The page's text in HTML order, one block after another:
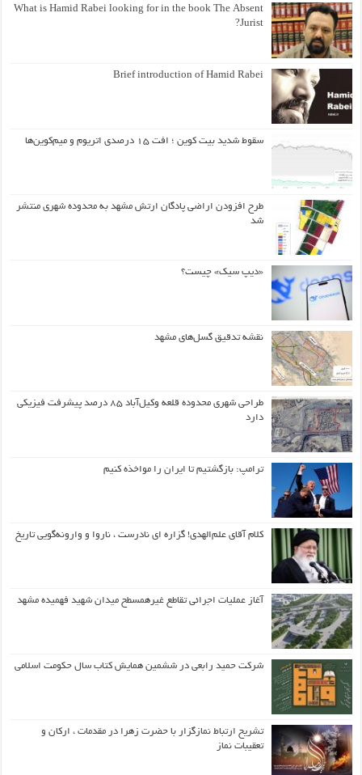
What is Hamid Rabei looking for in the book The Absent
Jurist?
Brief introduction of Hamid Rabei
سقوط شدید بیت کوین ؛ افت ۱۵ درصدی اتریوم و میم‌کوین‌ها
طرح افزودن اراضی پادگان ارتش مشهد به محدوده شهری منتشر
شد
«دیپ سیک» چیست؟
نقشه تدقیق گسل‌های مشهد
طراحی شهری محدوده قلعه وکیل‌آباد ۸۵ درصد پیشرفت فیزیکی
دارد
ترامپ: بازگشتیم تا ایران را مواخذه کنیم
کلام آقای علم‌الهدی! گزاره ای نادرست ، ناروا و وارونه‌گویی تاریخ
آغاز عملیات اجرائی تقاطع غیرهمسطح میدان شهید فهمیده مشهد
شرکت حمید رابعی در ششمین همایش کتاب سال حکومت اسلامی
تشریح ارتباط نمازگزار با حضرت زهرا در مقدمات ، ارکان و
تعقیبات نماز